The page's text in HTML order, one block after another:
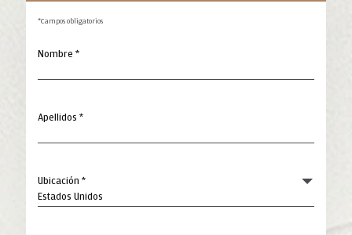
*Campos obligatorios
Nombre *
Apellidos *
Ubicación *